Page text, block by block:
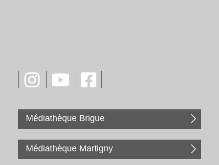
Médiathèque Brigue
Médiathèque Martigny